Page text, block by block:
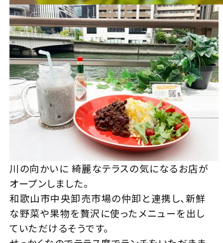
川の向かいに 綺麗なテラスの気になるお店が
オープンしました。
和歌山市中央卸売市場の仲卸と連携し、新鮮
な野菜や果物を贅沢に使ったメニューを出し
ていただけるそうです。